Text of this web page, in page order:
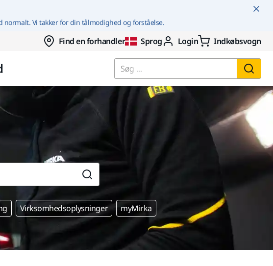
Vi takker for din tålmodighed og forståelse.
Find en forhandler Sprog Login Indkøbsvogn
Søg ...
Virksomhedsoplysninger myMirka